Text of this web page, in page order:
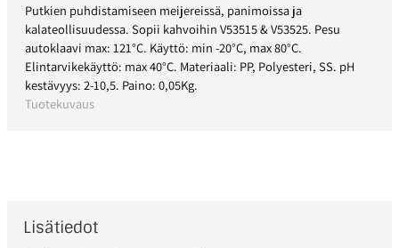
Putkien puhdistamiseen meijereissä, panimoissa ja
kalateollisuudessa. Sopii kahvoihin V53515 & V53525. Pesu
autoklaavi max: 121°C. Käyttö: min -20°C, max 80°C.
Elintarvikekäyttö: max 40°C. Materiaali: PP, Polyesteri, SS. pH
kestävyys: 2-10,5. Paino: 0,05Kg.
Tuotekuvaus
Lisätiedot